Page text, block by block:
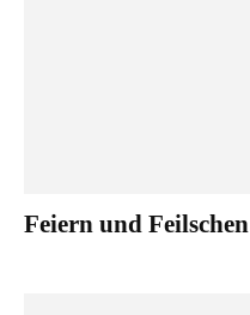
Feiern und Feilschen